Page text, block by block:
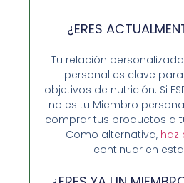
¿ERES
Tu relación
personal es clave
objetivos de nutrición. Si
no es tu Miembro
comprar tus productos a
Como alternativa, haz
continuar en